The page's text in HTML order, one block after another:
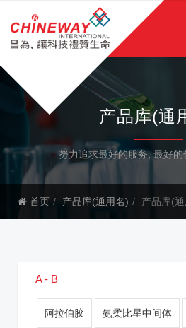
产品库(通
努力追求最好的服务, 最好
首页 产品库(通用名) 产品库(
A - B
阿拉伯胶 氨柔比星中间体